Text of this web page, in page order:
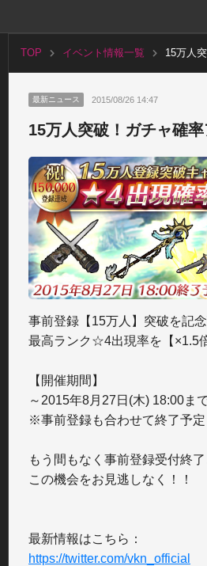
TOP イベント情報一覧
15万人
最新ニュース 2015/08/26 14:47
15万人突破！ガチャ確
事前登録【15万人】突破を記念
最高ランク☆4出現率を【×1.5
【開催期間】
～2015年8月27日(木) 18:00ま
※事前登録も合わせて終了予定
もう間もなく事前登録受付終了
この機会をお見逃しなく！！
https://twitter.com/vkn_official